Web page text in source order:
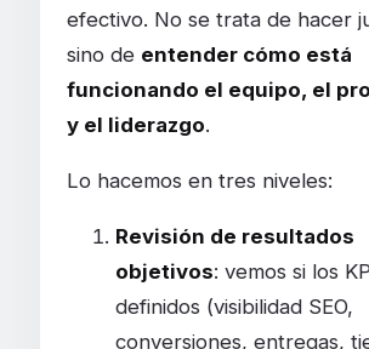
efectivo. No se trata de hacer
sino de entender cómo está
funcionando el equipo, el
y el liderazgo.
Lo hacemos en tres niveles:
Revisión de resultados
objetivos: vemos si los
definidos (visibilidad SEO,
conversiones, entregas,